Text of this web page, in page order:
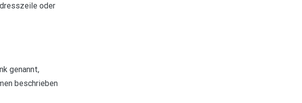
oder
genannt,
beschrieben